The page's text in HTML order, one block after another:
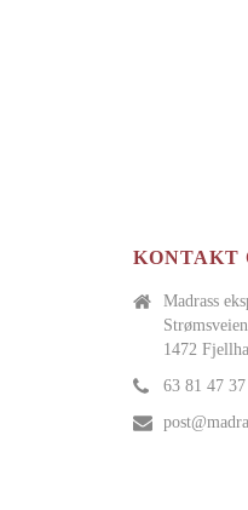
KONTAKT
Madrass
1472
63 81 47 37